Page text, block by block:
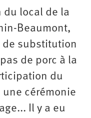
du local de la
Beaumont,
de substitution
de porc à la
du
une cérémonie
Il y a eu